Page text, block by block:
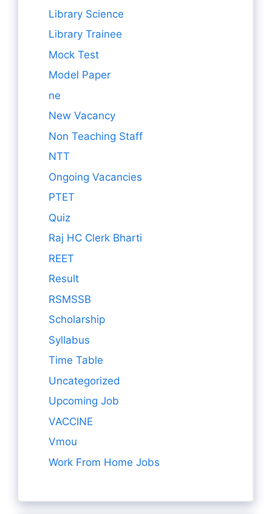
Library Science
Library Trainee
Mock Test
Model Paper
ne
New Vacancy
Non Teaching Staff
NTT
Ongoing Vacancies
PTET
Quiz
Raj HC Clerk Bharti
REET
Result
RSMSSB
Scholarship
Syllabus
Time Table
Uncategorized
Upcoming Job
VACCINE
Vmou
Work From Home Jobs